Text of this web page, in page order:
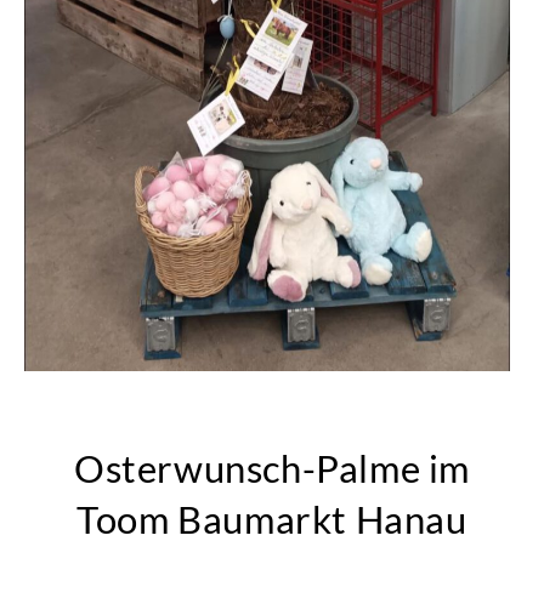
Osterwunsch-Palme im
Toom Baumarkt Hanau